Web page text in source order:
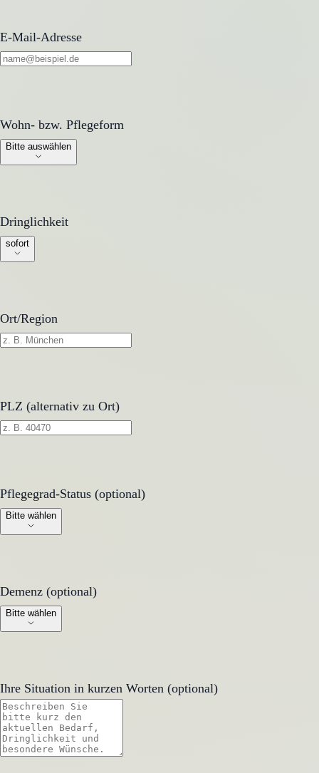
E-Mail-Adresse
Wohn- bzw. Pflegeform
Wohn- bzw. Pflegeform
Bitte auswählen
Dringlichkeit
Dringlichkeit
sofort
Ort/Region
PLZ (alternativ zu Ort)
Pflegegrad-Status (optional)
Pflegegrad-Status (optional)
Bitte wählen
Demenz (optional)
Demenz (optional)
Bitte wählen
Ihre Situation in kurzen Worten (optional)